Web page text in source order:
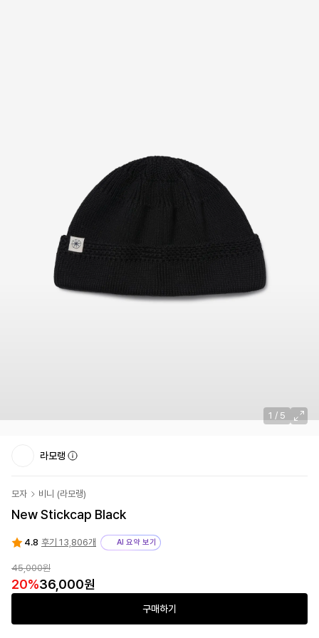
1 / 5
라모랭
모자 비니 (라모랭)
New Stickcap Black
4.8 후기 13,806개 AI 요약 보기
45,000원
20%36,000원
구매하기